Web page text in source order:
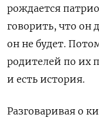
рождается
говорить, что он
он не будет.
родителей по их
и есть история.
Разговаривая о